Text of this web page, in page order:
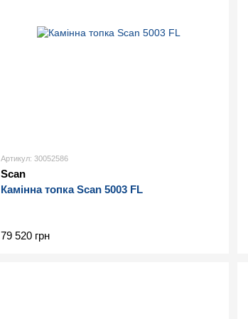
Артикул: 30052586
Scan
Камінна топка Scan 5003 FL
79 520 грн